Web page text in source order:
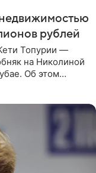
рублей
Топурии —
на Николиной
Об этом